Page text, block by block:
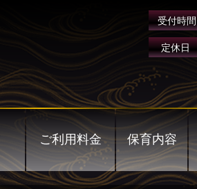
受付時間
定休日
ご利用料金 保育内容